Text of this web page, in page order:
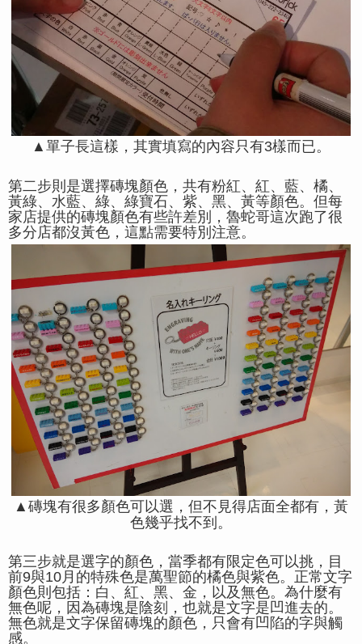
▲單子長這樣，其實填寫的內容只有3樣而已。
第二步則是選擇磚塊顏色，共有粉紅、紅、藍、橘、
黃綠、水藍、綠、綠寶石、紫、黑、黃等顏色。但每
家店提供的磚塊顏色有些許差別，魯蛇哥這次跑了很
多分店都沒黃色，這點需要特別注意。
▲磚塊有很多顏色可以選，但不見得店面全都有，黃
色幾乎找不到。
第三步就是選字的顏色，當季都有限定色可以挑，目
前9與10月的特殊色是萬聖節的橘色與紫色。正常文字
顏色則包括：白、紅、黑、金，以及無色。為什麼有
無色呢，因為磚塊是陰刻，也就是文字是凹進去的。
無色就是文字保留磚塊的顏色，只會有凹陷的字與觸
感。